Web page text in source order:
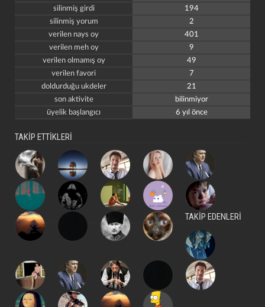
silinmiş girdi
194
silinmiş yorum
2
verilen nays oy
401
verilen meh oy
9
verilen olmamış oy
49
verilen favori
7
doldurduğu ukdeler
21
son aktivite
bilinmiyor
üyelik başlangıcı
6 yıl önce
TAKİP ETTİKLERİ
TAKİP EDENLERİ
kapat